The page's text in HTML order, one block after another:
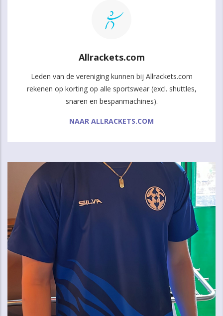
Allrackets.com
Leden van de vereniging kunnen bij Allrackets.com
rekenen op korting op alle sportswear (excl. shuttles,
snaren en bespanmachines).
NAAR ALLRACKETS.COM